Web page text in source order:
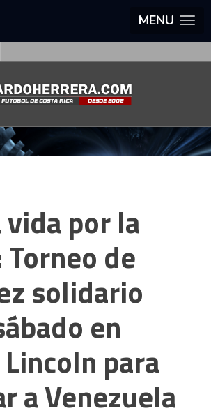
MENU
por la
de
solidario
en
para
a Venezuela